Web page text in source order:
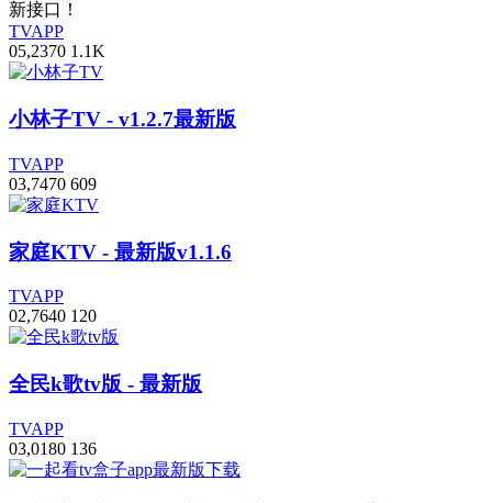
新接口！
TVAPP
05,2370 1.1K
小林子TV - v1.2.7最新版
TVAPP
03,7470 609
家庭KTV - 最新版v1.1.6
TVAPP
02,7640 120
全民k歌tv版 - 最新版
TVAPP
03,0180 136